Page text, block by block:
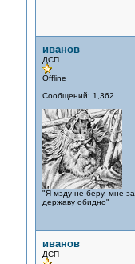
иванов
ДСП
Offline
Сообщений: 1,362
"Я мзду не беру, мне за
державу обидно"
иванов
ДСП